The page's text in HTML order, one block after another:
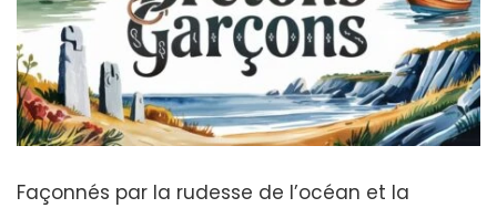
Façonnés par la rudesse de l’océan et la